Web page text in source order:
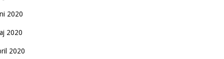
2020
2020
2020